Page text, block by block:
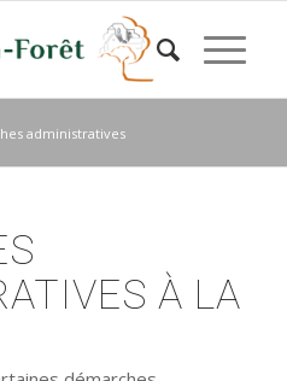
administratives
À LA